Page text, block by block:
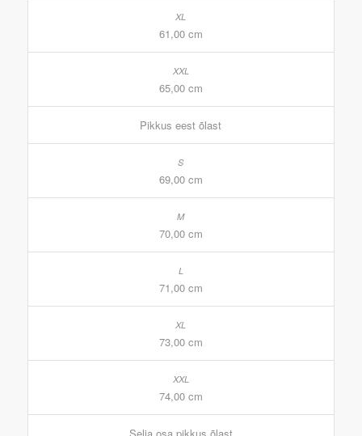
61,00 cm
65,00 cm
Pikkus eest õlast
69,00 cm
70,00 cm
71,00 cm
73,00 cm
74,00 cm